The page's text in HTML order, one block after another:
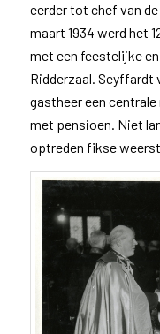
eerder tot chef van
maart 1934 werd het
met een feestelijke
Ridderzaal. Seyffardt
gastheer een centrale
met pensioen. Niet
optreden fikse